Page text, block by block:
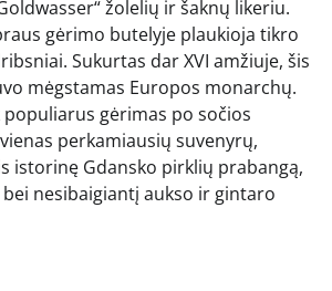
žolelių ir šaknų likeriu.
gėrimo butelyje plaukioja tikro
Sukurtas dar XVI amžiuje, šis
mėgstamas Europos monarchų.
gėrimas po sočios
perkamiausių suvenyrų,
istorinę Gdansko pirklių prabangą,
nesibaigiantį aukso ir gintaro